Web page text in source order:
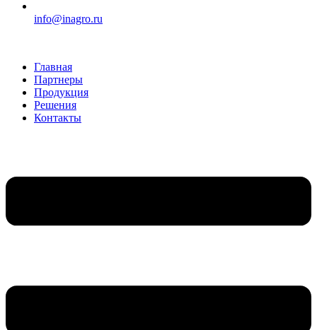
info@inagro.ru
Главная
Партнеры
Продукция
Решения
Контакты